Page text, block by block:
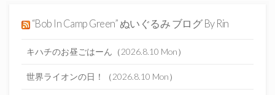
“Bob In Camp Green” ぬいぐるみ ブログ By Rin
キハチのお昼ごはーん（2026.8.10 Mon）
世界ライオンの日！（2026.8.10 Mon）